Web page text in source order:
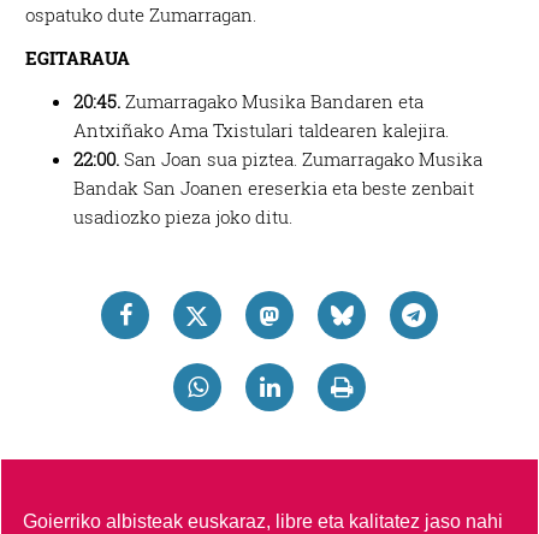
ospatuko dute Zumarragan.
EGITARAUA
20:45. Zumarragako Musika Bandaren eta
Antxiñako Ama Txistulari taldearen kalejira.
22:00. San Joan sua piztea. Zumarragako Musika
Bandak San Joanen ereserkia eta beste zenbait
usadiozko pieza joko ditu.
Goierriko albisteak euskaraz, libre eta kalitatez jaso nahi